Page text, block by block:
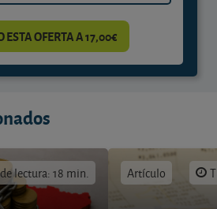
ESTA OFERTA A 17,00€
lectura: 18 min. Artículo